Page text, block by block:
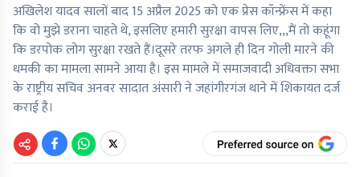
अखिलेश यादव सालों बाद 15 अप्रैल 2025 को एक प्रेस कॉन्फ्रेंस में कहा
कि वो मुझे डराना चाहते थे, इसलिए हमारी सुरक्षा वापस लिए,,,मैं तो कहूंगा
कि डरपोक लोग सुरक्षा रखते हैं।दूसरे तरफ अगले ही दिन गोली मारने की
धमकी का मामला सामने आया है। इस मामले में समाजवादी अधिवक्ता सभा
के राष्ट्रीय सचिव अनवर सादात अंसारी ने जहांगीरगंज थाने में शिकायत दर्ज
कराई है।